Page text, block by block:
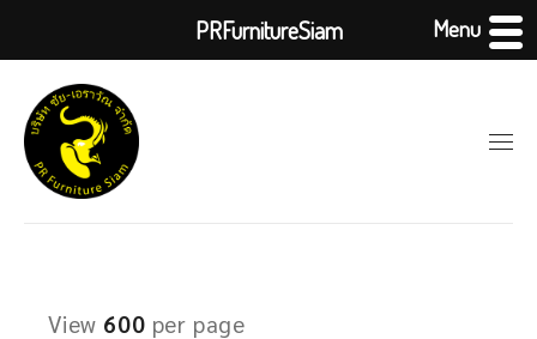
View 600 per page
PRFurnitureSiam Menu